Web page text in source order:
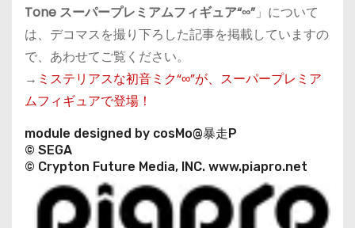
Tone スーパープレミアムフィギュア“∞”」について
は、デコマスを撮り下ろした記事を掲載していますの
で、あわせてご覧ください。
→ ミステリアスな初音ミク“∞”が、スーパープレミア
ムフィギュアで登場！
module designed by cosMo@暴走P
© SEGA
© Crypton Future Media, INC. www.piapro.net